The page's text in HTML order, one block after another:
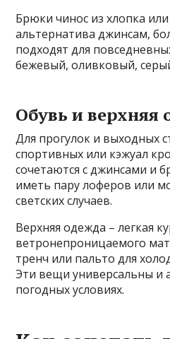
Брюки чинос из хлопка
альтернатива джинсам,
подходят для
бежевый, оливковый,
Обувь и верхняя
Для прогулок и выходных
спортивных или кэжуал
сочетаются с джинсами и
иметь пару лоферов или
светских случаев.
Верхняя одежда – легкая
ветронепроницаемого
тренч или пальто для
Эти вещи универсальны и
погодных условиях.